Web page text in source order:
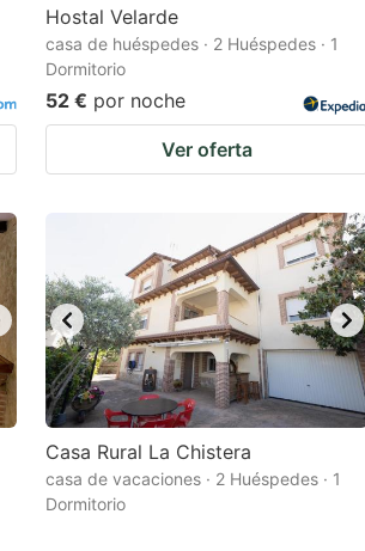
Hostal Velarde
casa de huéspedes · 2 Huéspedes · 1
Dormitorio
52 € por noche
Ver oferta
Casa Rural La Chistera
casa de vacaciones · 2 Huéspedes · 1
Dormitorio